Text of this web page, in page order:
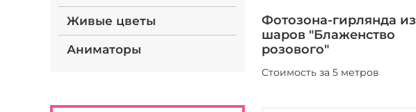
Живые цветы
Аниматоры
Фотозона-гирлянда из
шаров "Блаженство
розового"
Стоимость за 5 метров